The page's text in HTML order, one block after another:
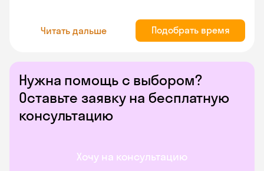
Нужна помощь с выбором?
Оставьте заявку на бесплатную
консультацию
Хочу на консультацию
Читать дальше Подобрать время